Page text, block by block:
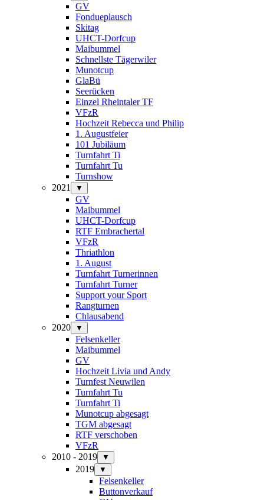
GV
Fondueplausch
Skitag
UHCT-Dorfcup
Maibummel
Schnellste Tägerwiler
Munotcup
GlaBü
Seerücken
Einzel Rheintaler TF
VFzR
Hochzeit Rebecca und Philip
1. Augustfeier
101 Jubiläum
Turnfahrt Ti
Turnfahrt Tu
Turnshow
2021
▼
GV
Maibummel
UHCT-Dorfcup
RTF Embrachertal
VFzR
Thriathlon
1. August
Turnfahrt Turnerinnen
Turnfahrt Turner
Support your Sport
Rangturnen
Chlausabend
2020
▼
Felsenkeller
Maibummel
GV
Hochzeit Livia und Andy
Turnfest Neuwilen
Turnfahrt Tu
Turnfahrt Ti
Munotcup abgesagt
TGM abgesagt
RTF verschoben
VFzR
2010 - 2019
▼
2019 ▼
Felsenkeller
Buttonverkauf